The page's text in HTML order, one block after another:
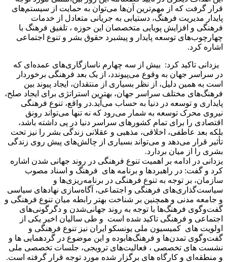
قرار گرفت که از مهم‌ترین آن‌ها می‌توان به حمایت از سیستم‌های
پایدار مدیریت فرهنگ، دستیابی به جریانی متعادل از خدمات
فرهنگی و افزایش پویایی متخصصان این حوزه ، تلفیق فرهنگ با
چهارچوب‌های توسعه پایدار و پیشبرد حقوق بشر و تنوع اجتماعی
اشاره کرد.
یزدانی تاکید کرد: بیش از سه چهارم ناسازگاری‌های عمده‌ای که
در سراسر جهان به وقوع می‌پیوندد، از یک بعد فرهنگی برخوردار
است به همین دلیل، از نظر بسیاری از منتقدان، ایجاد پیوند بین
فرهنگ‌های مختلف سراسر جهان، بهترین استراتژی برای ایجاد صلح،
پایداری و توسعه در دنیا به حساب می‌آید.در واقع، تنوع فرهنگی
نیروی محرک توسعه به شمار می‌رود که نه تنها می‌تواند رونق
اقتصادی را برای تمام کشورهای سراسر دنیا در پی داشته باشد،
بلکه بعد عاطفی، اخلاقی، مذهبی و عقلانی زندگی بشر را نیز تحت
تأثیر قرار می‌دهد و می‌تواند بسیاری از چالش‌های پیش روی زندگی
بشری را از میان بردارد.
یزدانی در ادامه بر اهمیت تنوع فرهنگی در روند جهانی شدن اشاره
کرد و گفت: در راهبردها و برنامه های فرهنگ و اسناد مصوب
سازمان، بر توجه به تنوع فرهنگی در برنامه‌ریزی‌ها و
سیاست‌گذاری‌های فرهنگی و اجتماعی، آگاه‌سازی نهادهای سیاسی
و جامعه مدنی و همچنین بر شناخت بهتر رابطه میان تنوع فرهنگی و
گفت‌وگوی فرهنگ‌ها با توجه به روند جهانی‌شدن و دگرگونی‌های
اجتماعی و فرهنگی تاکید شده است و طی سالیان اخیر یکی از
اولویت های کمیسیون ملی یونسکو ایران نیز تنوع فرهنگی و
گفت‌وگوی تمدن‌ها و فرهنگ‌هابوده و این موضوع در گردهمایی ها‌ و
نشست های تخصصی ، فعالیت‌های ترویجی، جلسات تخصصی ملی
و منطقه‌ای و کارگاه های برگزار شده مورد توجه قرار گرفته است.